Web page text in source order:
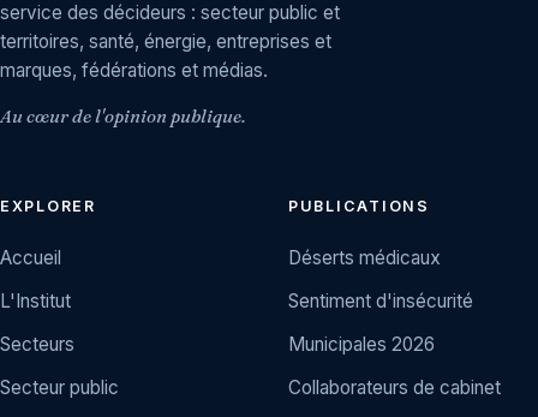
service des décideurs : secteur public et
territoires, santé, énergie, entreprises et
marques, fédérations et médias.
Au cœur de l'opinion publique.
EXPLORER
Accueil
L'Institut
Secteurs
Secteur public
PUBLICATIONS
Déserts médicaux
Sentiment d'insécurité
Municipales 2026
Collaborateurs de cabinet